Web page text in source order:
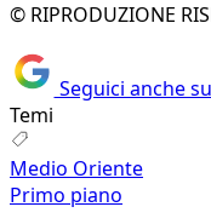
© RIPRODUZIONE
Seguici anche
Temi
Medio Oriente
Primo piano